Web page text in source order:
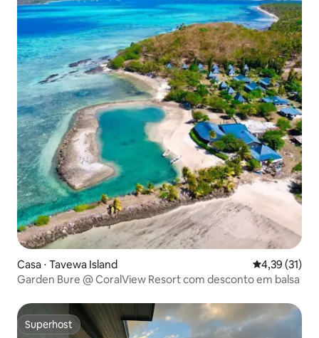
Casa ⋅ Tavewa Island 4,39 de uma
4,39 (31)
Garden Bure @ CoralView Resort com desconto em balsa
Superhost
Superhost